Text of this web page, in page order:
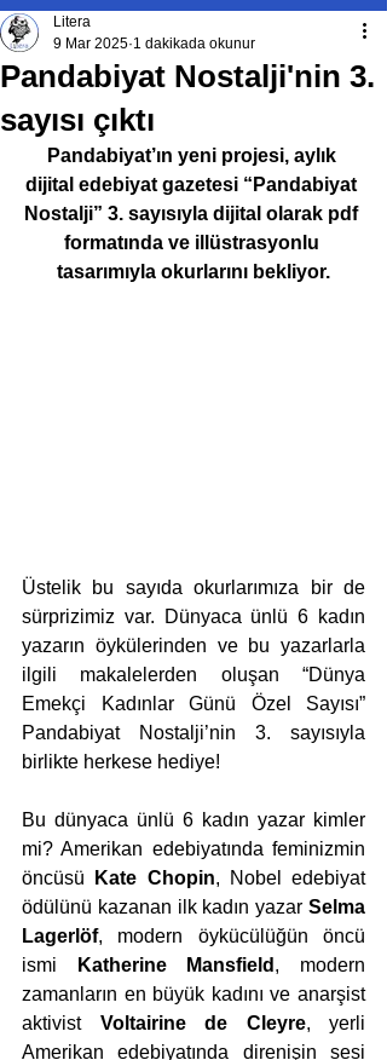
Pandabiyat Nostalji'nin 3.
sayısı çıktı
Litera
9 Mar 2025 1 dakikada okunur
Pandabiyat’ın yeni projesi, aylık
dijital edebiyat gazetesi “Pandabiyat
Nostalji” 3. sayısıyla dijital olarak pdf
formatında ve illüstrasyonlu
tasarımıyla okurlarını bekliyor.
Üstelik bu sayıda okurlarımıza bir de
sürprizimiz var. Dünyaca ünlü 6 kadın
yazarın öykülerinden ve bu yazarlarla
ilgili makalelerden oluşan “Dünya
Emekçi Kadınlar Günü Özel Sayısı”
Pandabiyat Nostalji’nin 3. sayısıyla
birlikte herkese hediye!
Bu dünyaca ünlü 6 kadın yazar kimler
mi? Amerikan edebiyatında feminizmin
öncüsü
Kate Chopin, Nobel edebiyat
ödülünü kazanan ilk kadın yazar Selma
Lagerlöf, modern öykücülüğün öncü
ismi
Katherine Mansfield , modern
zamanların en büyük kadını ve anarşist
aktivist Voltairine de Cleyre, yerli